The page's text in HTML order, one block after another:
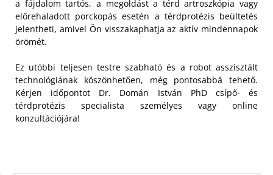
a fájdalom tartós, a megoldást a térd artroszkópia vagy
előrehaladott porckopás esetén a térdprotézis beültetés
jelentheti, amivel Ön visszakaphatja az aktív mindennapok
örömét.
Ez utóbbi teljesen testre szabható és a robot asszisztált
technológiának köszönhetően, még pontosabbá tehető.
Kérjen időpontot Dr. Domán István PhD csípő- és
térdprotézis specialista személyes vagy online
konzultációjára!